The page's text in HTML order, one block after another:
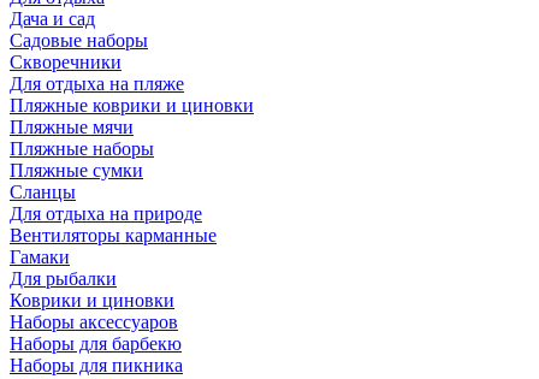
Дача и сад
Садовые наборы
Скворечники
Для отдыха на пляже
Пляжные коврики и циновки
Пляжные мячи
Пляжные наборы
Пляжные сумки
Сланцы
Для отдыха на природе
Вентиляторы карманные
Гамаки
Для рыбалки
Коврики и циновки
Наборы аксессуаров
Наборы для барбекю
Наборы для пикника